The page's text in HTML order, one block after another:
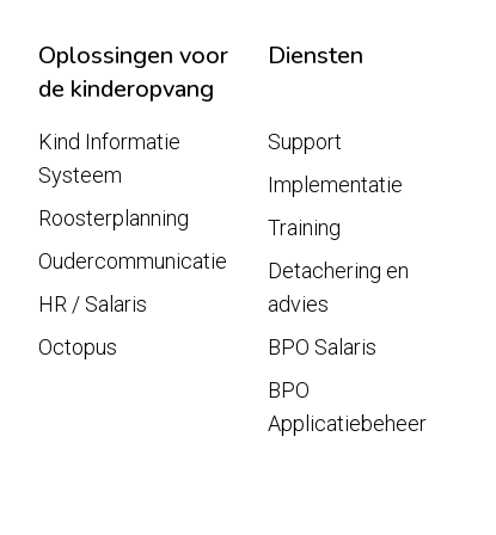
Oplossingen voor
de kinderopvang
Diensten
Kind Informatie
Systeem
Roosterplanning
Oudercommunicatie
HR / Salaris
Octopus
Support
Implementatie
Training
Detachering en
advies
BPO Salaris
BPO
Applicatiebeheer